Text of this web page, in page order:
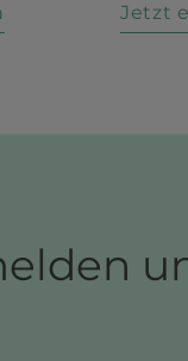
Jetzt